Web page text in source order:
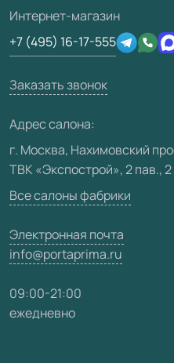
Отзывы клиентов
Техническая информация
Юридическая информация
3D-модели
Сертификаты
Производство
Вакансии
Видео
Карта сайта
Интернет-магазин
+7 (495) 16-17-555
Заказать звонок
Адрес салона:
г. Москва, Нахимовский
ТВК «Экспострой», 2 пав.,
Все салоны фабрики
Электронная почта
info@portaprima.ru
09:00-21:00
ежедневно